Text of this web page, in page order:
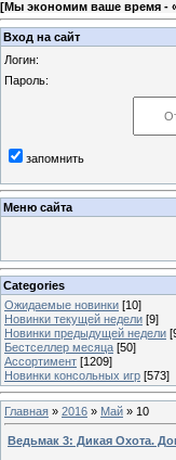
[Мы экономим ваше время -
Вход на сайт
Логин:
Пароль:
запомнить
Меню сайта
Categories
Ожидаемые новинки [10]
Новинки текущей недели [9]
Новинки предыдущей недели
Бестселлер месяца [50]
Ассортимент [1209]
Новинки консольных игр [573]
Главная » 2016 » Май » 10
Ведьмак 3: Дикая Охота.